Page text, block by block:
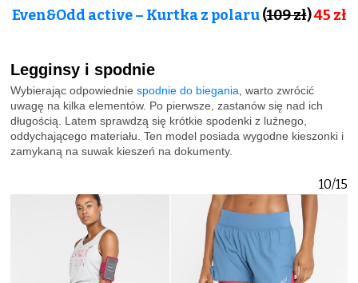
Even&Odd active – Kurtka z polaru(109 zł)45 zł
Legginsy i spodnie
Wybierając odpowiednie spodnie do biegania, warto zwrócić
uwagę na kilka elementów. Po pierwsze, zastanów się nad ich
długością. Latem sprawdzą się krótkie spodenki z luźnego,
oddychającego materiału. Ten model posiada wygodne kieszonki i
zamykaną na suwak kieszeń na dokumenty.
10/15